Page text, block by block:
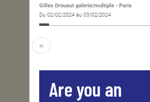
Gilles Drouaut galerie/multiple - Paris
Du 02/02/2024 au 03/02/2024
‹‹
Are you an